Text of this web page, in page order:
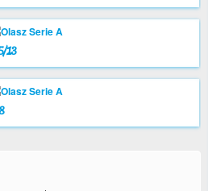
13